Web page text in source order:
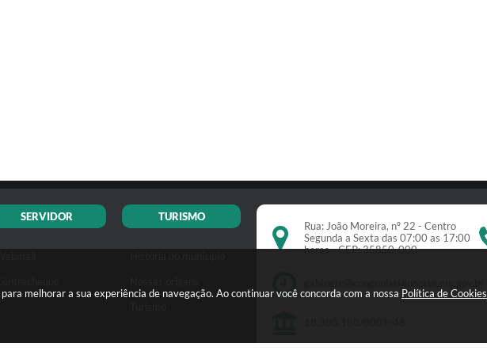
melhorar a sua experiência de navegação. Ao continuar você concorda com a nossa Política de Cookies
SERVIDOR TURISMO
Rua: João Moreira, nº 22 - Centro
Segunda a Sexta das 07:00 as 17:00
horas - CEP: 35850-000